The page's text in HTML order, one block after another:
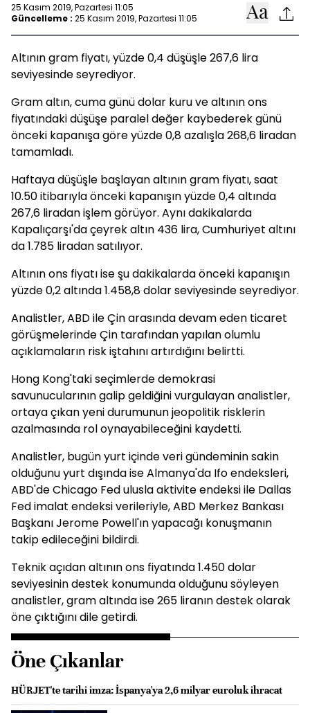
25 Kasım 2019, Pazartesi 11:05
Güncelleme : 25 Kasım 2019, Pazartesi 11:05
Altının gram fiyatı, yüzde 0,4 düşüşle 267,6 lira
seviyesinde seyrediyor.
Gram altın, cuma günü dolar kuru ve altının ons
fiyatındaki düşüşe paralel değer kaybederek günü
önceki kapanışa göre yüzde 0,8 azalışla 268,6 liradan
tamamladı.
Haftaya düşüşle başlayan altının gram fiyatı, saat
10.50 itibarıyla önceki kapanışın yüzde 0,4 altında
267,6 liradan işlem görüyor. Aynı dakikalarda
Kapalıçarşı'da çeyrek altın 436 lira, Cumhuriyet altını
da 1.785 liradan satılıyor.
Altının ons fiyatı ise şu dakikalarda önceki kapanışın
yüzde 0,2 altında 1.458,8 dolar seviyesinde seyrediyor.
Analistler, ABD ile Çin arasında devam eden ticaret
görüşmelerinde Çin tarafından yapılan olumlu
açıklamaların risk iştahını artırdığını belirtti.
Hong Kong'taki seçimlerde demokrasi
savunucularının galip geldiğini vurgulayan analistler,
ortaya çıkan yeni durumunun jeopolitik risklerin
azalmasında rol oynayabileceğini kaydetti.
Analistler, bugün yurt içinde veri gündeminin sakin
olduğunu yurt dışında ise Almanya'da Ifo endeksleri,
ABD'de Chicago Fed ulusla aktivite endeksi ile Dallas
Fed imalat endeksi verileriyle, ABD Merkez Bankası
Başkanı Jerome Powell'ın yapacağı konuşmanın
takip edileceğini bildirdi.
Teknik açıdan altının ons fiyatında 1.450 dolar
seviyesinin destek konumunda olduğunu söyleyen
analistler, gram altında ise 265 liranın destek olarak
öne çıktığını dile getirdi.
Öne Çıkanlar
HÜRJET'te tarihi imza: İspanya'ya 2,6 milyar euroluk ihracat